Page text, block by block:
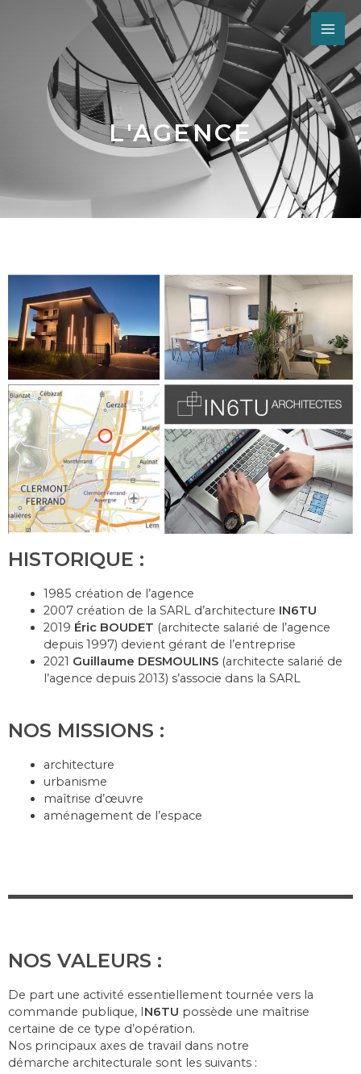
L'AGENCE
HISTORIQUE :
1985 création de l’agence
2007 création de la SARL d’architecture IN6TU
2019 Éric BOUDET (architecte salarié de l’agence
depuis 1997) devient gérant de l’entreprise
2021 Guillaume DESMOULINS(architecte salarié de
l’agence depuis 2013) s’associe dans la SARL
NOS MISSIONS :
architecture
urbanisme
maîtrise d’œuvre
aménagement de l’espace
NOS VALEURS :
De part une activité essentiellement tournée vers la
commande publique, IN6TU possède une maîtrise
certaine de ce type d’opération.
Nos principaux axes de travail dans notre
démarche architecturale sont les suivants :